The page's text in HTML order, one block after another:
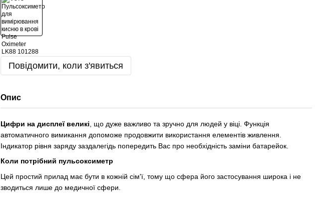
Повідомити, коли з'явиться
Опис
Цифри на дисплеї великі , що дуже важливо та зручно для людей у ​​віці. Функція
автоматичного вимикання допоможе продовжити використання елементів живлення.
Індикатор рівня заряду заздалегідь попередить Вас про необхідність заміни батарейок.
Коли потрібний пульсоксиметр
Цей простий прилад має бути в кожній сім'ї, тому що сфера його застосування широка і не
зводиться лише до медичної сфери.